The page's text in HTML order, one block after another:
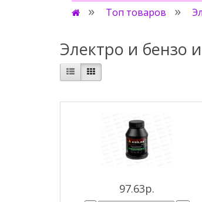
Топ товаров
Электро и бензо
97.63р.